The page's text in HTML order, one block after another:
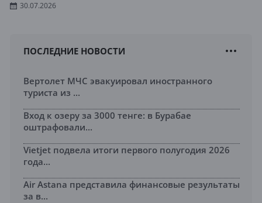
30.07.2026
ПОСЛЕДНИЕ НОВОСТИ
Вертолет МЧС эвакуировал иностранного
туриста из ...
Вход к озеру за 3000 тенге: в Бурабае
оштрафовали...
Vietjet подвела итоги первого полугодия 2026
года...
Air Astana представила финансовые результаты
за в...